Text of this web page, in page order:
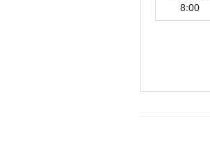
8:00